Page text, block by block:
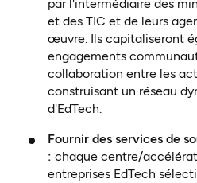
par l'intermédiaire des
et des TIC et de leurs
œuvre. Ils capitaliseront
engagements
collaboration entre les
construisant un réseau
d'EdTech.
Fournir des services de
: chaque centre/
entreprises EdTech